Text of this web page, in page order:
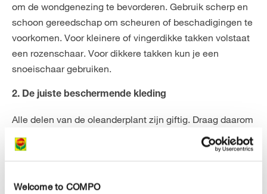
Welcome to COMPO
om de wondgenezing te bevorderen. Gebruik scherp en
schoon gereedschap om scheuren of beschadigingen te
voorkomen. Voor kleinere of vingerdikke takken volstaat
een rozenschaar. Voor dikkere takken kun je een
snoeischaar gebruiken.
2. De juiste beschermende kleding
Alle delen van de oleanderplant zijn giftig. Draag daarom
kledij met lange mouwen en handschoenen tijdens het
snoeien.
Oleander snoeien - zo ga je te werk